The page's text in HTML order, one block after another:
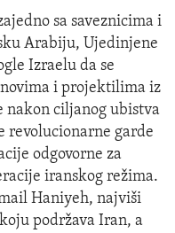
sa saveznicima i
Arabiju, Ujedinjene
Izraelu da se
i projektilima iz
nakon ciljanog ubistva
revolucionarne garde
odgovorne za
iranskog režima.
Haniyeh, najviši
podržava Iran, a